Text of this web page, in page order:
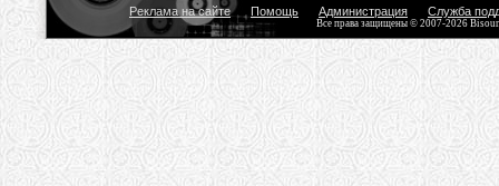
Реклама на сайте Помощь Администрация Служба
Все права защищены © 2007-2026